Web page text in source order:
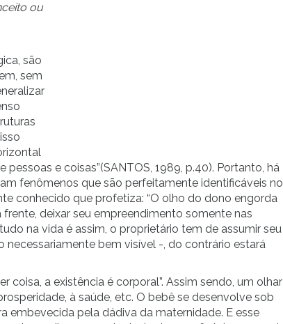
ou
são
sem
e coisas”(SANTOS, 1989, p.40). Portanto, há
fenômenos que são perfeitamente identificáveis no
conhecido que profetiza: “O olho do dono engorda
deixar seu empreendimento somente nas
na vida é assim, o proprietário tem de assumir seu
necessariamente bem visível -, do contrário estará
coisa, a existência é corporal”. Assim sendo, um olhar
à saúde, etc. O bebê se desenvolve sob
embevecida pela dádiva da maternidade. E esse